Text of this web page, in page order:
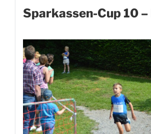
Sparkassen-Cup 10 –